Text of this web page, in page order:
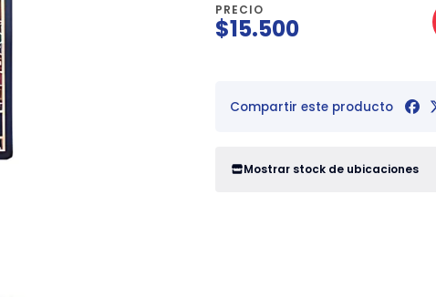
PRECIO
$15.500
Compartir este producto
Mostrar stock de ubicaciones